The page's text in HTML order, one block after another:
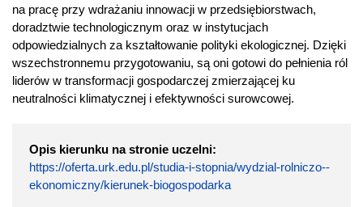
na pracę przy wdrażaniu innowacji w przedsiębiorstwach,
doradztwie technologicznym oraz w instytucjach
odpowiedzialnych za kształtowanie polityki ekologicznej. Dzięki
wszechstronnemu przygotowaniu, są oni gotowi do pełnienia ról
liderów w transformacji gospodarczej zmierzającej ku
neutralności klimatycznej i efektywności surowcowej.
Opis kierunku na stronie uczelni:
https://oferta.urk.edu.pl/studia-i-stopnia/wydzial-rolniczo--
ekonomiczny/kierunek-biogospodarka